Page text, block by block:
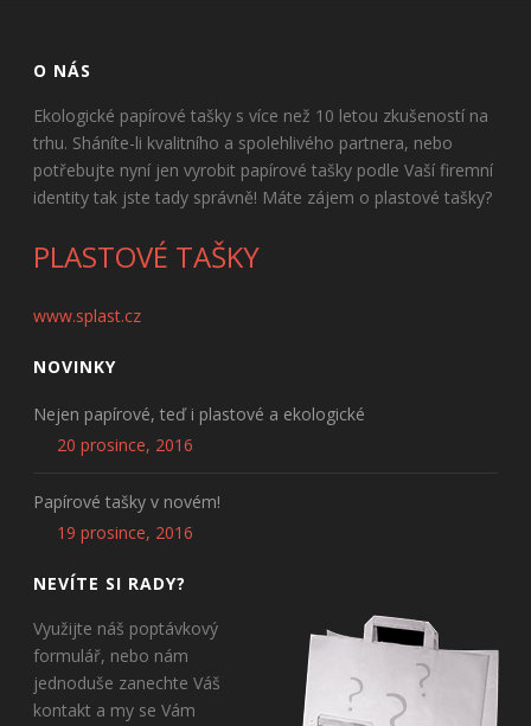
O NÁS
Ekologické papírové tašky s více než 10 letou zkušeností na
trhu. Sháníte-li kvalitního a spolehlivého partnera, nebo
potřebujte nyní jen vyrobit papírové tašky podle Vaší firemní
identity tak jste tady správně! Máte zájem o plastové tašky?
PLASTOVÉ TAŠKY
www.splast.cz
NOVINKY
Nejen papírové, teď i plastové a ekologické
20 prosince, 2016
Papírové tašky v novém!
19 prosince, 2016
NEVÍTE SI RADY?
Využijte náš poptávkový
formulář, nebo nám
jednoduše zanechte Váš
kontakt a my se Vám